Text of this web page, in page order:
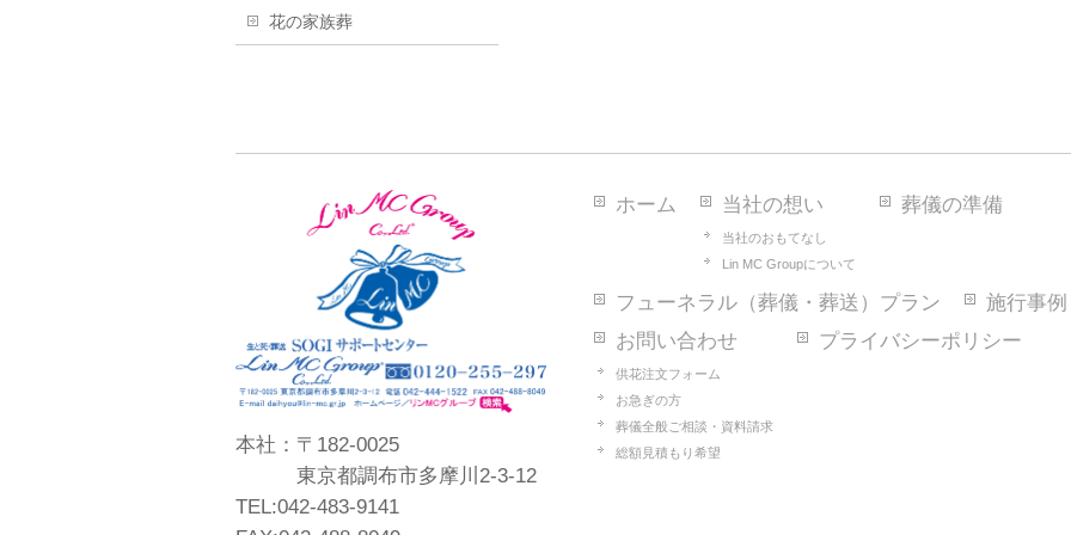
花の家族葬
本社：〒182-0025
東京都調布市多摩川2-3-12
TEL:042-483-9141
ホーム 当社の想い
当社のおもてなし
Lin MC Groupについて
葬儀の準備
フューネラル（葬儀・葬送）プラン
施行事例
お問い合わせ
供花注文フォーム
お急ぎの方
葬儀全般ご相談・資料請求
総額見積もり希望
プライバシーポリシー